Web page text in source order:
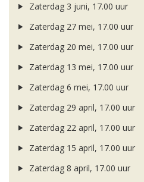
Zaterdag 3 juni, 17.00 uur
Zaterdag 27 mei, 17.00 uur
Zaterdag 20 mei, 17.00 uur
Zaterdag 13 mei, 17.00 uur
Zaterdag 6 mei, 17.00 uur
Zaterdag 29 april, 17.00 uur
Zaterdag 22 april, 17.00 uur
Zaterdag 15 april, 17.00 uur
Zaterdag 8 april, 17.00 uur